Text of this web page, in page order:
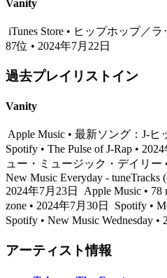
Vanity
iTunes Store • ヒップホップ／
87位 • 2024年7月22日
過去プレイリストイン
Vanity
Apple Music • 最新ソング：J-ヒ
Spotify • The Pulse of J-Rap •
ュー・ミュージック・デイリー
New Music Everyday - tuneTracks
2024年7月23日
Apple Music • 78
zone • 2024年7月30日
Spotify •
Spotify • New Music Wednesday •
アーティスト情報